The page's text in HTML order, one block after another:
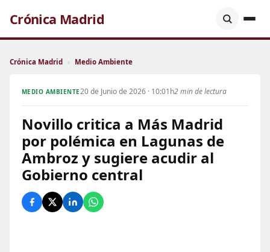
Crónica Madrid
Crónica Madrid › Medio Ambiente
MEDIO AMBIENTE20 de Junio de 2026 · 10:01h2 min de lectura
Novillo critica a Más Madrid
por polémica en Lagunas de
Ambroz y sugiere acudir al
Gobierno central